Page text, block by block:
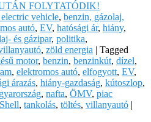
FOLYTATÓDIK!
vehicle, benzin, gázolaj,
autó, EV, hatósági ár, hiány,
és gázipar, politika,
, zöld energia | Tagged
motor, benzin, benzinkút, dízel,
, elektromos autó, elfogyott, EV,
árazás, hiány-gazdaság, kútoszlop,
, nafta, ÖMV, piac
Shell, tankolás, töltés, villanyautó |